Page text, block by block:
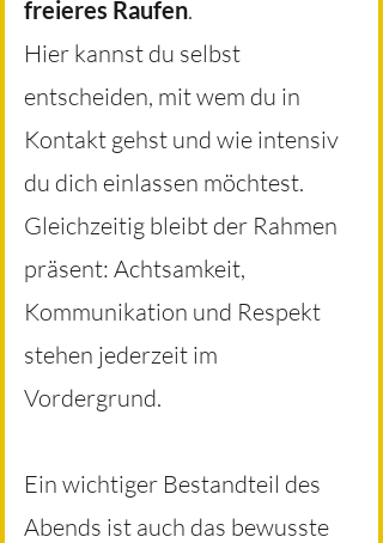
freieres Raufen.
Hier kannst du selbst
entscheiden, mit wem du in
Kontakt gehst und wie intensiv
du dich einlassen möchtest.
Gleichzeitig bleibt der Rahmen
präsent: Achtsamkeit,
Kommunikation und Respekt
stehen jederzeit im
Vordergrund.
Ein wichtiger Bestandteil des
Abends ist auch das bewusste